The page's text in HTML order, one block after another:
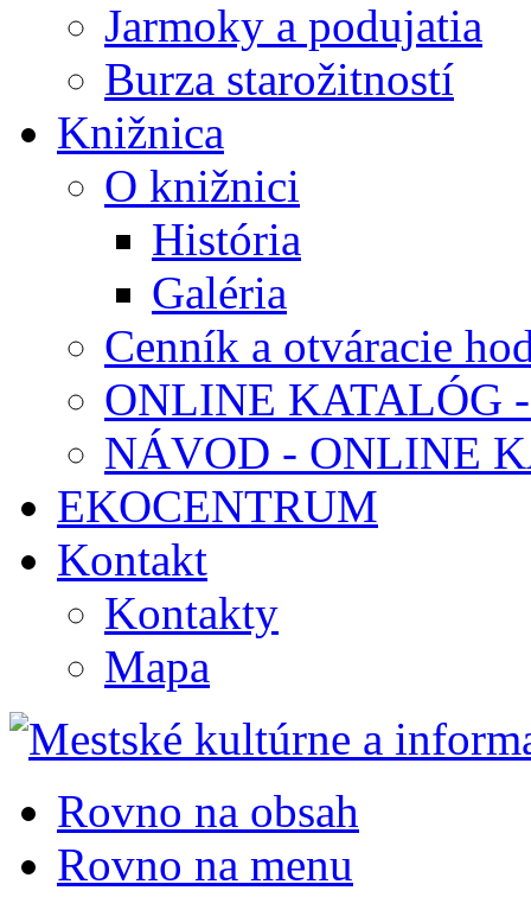
Jarmoky a podujatia
Burza starožitností
Knižnica
O knižnici
História
Galéria
Cenník a otváracie
ONLINE KATALÓG
NÁVOD - ONLINE
EKOCENTRUM
Kontakt
Kontakty
Mapa
Rovno na obsah
Rovno na menu